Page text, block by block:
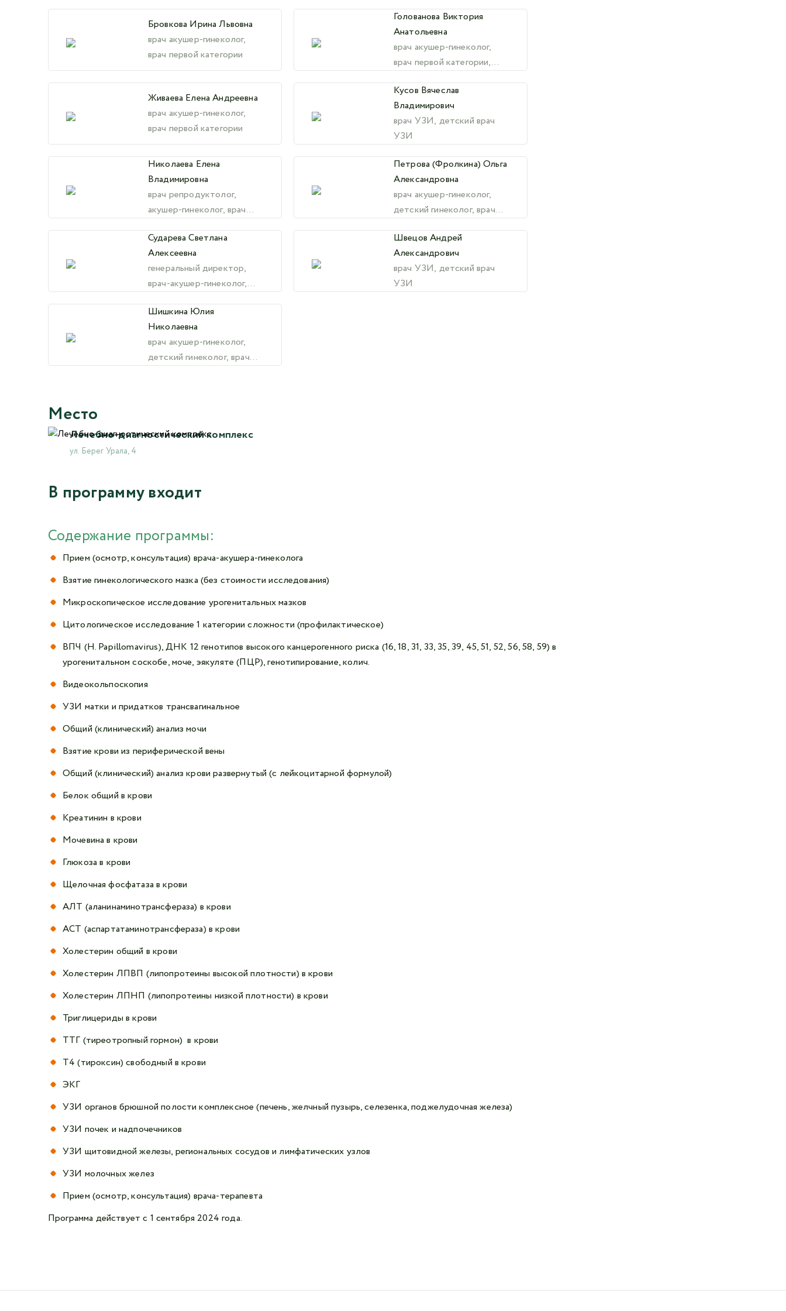
Бровкова Ирина Львовна
врач акушер-гинеколог,
врач первой категории
Голованова Виктория
Анатольевна
врач акушер-гинеколог,
врач первой категории,
Живаева Елена Андреевна
врач акушер-гинеколог,
врач первой категории
Кусов Вячеслав
Владимирович
врач УЗИ, детский врач
УЗИ
Николаева Елена
Владимировна
врач репродуктолог,
акушер-гинеколог, врач
Петрова (Фролкина) Ольга
Александровна
врач акушер-гинеколог,
детский гинеколог, врач
Сударева Светлана
Алексеевна
генеральный директор,
врач-акушер-гинеколог,
Швецов Андрей
Александрович
врач УЗИ, детский врач
УЗИ
Шишкина Юлия
Николаевна
врач акушер-гинеколог,
детский гинеколог, врач
Место
Лечебно-диагностический комплекс
ул. Берег Урала, 4
В программу входит
Содержание программы:
Прием (осмотр, консультация) врача-акушера-гинеколога
Взятие гинекологического мазка (без стоимости исследования)
Микроскопическое исследование урогенитальных мазков
Цитологическое исследование 1 категории сложности (профилактическое)
ВПЧ (H. Papillomavirus), ДНК 12 генотипов высокого канцерогенного риска (16, 18, 31, 33, 35, 39, 45, 51, 52, 56, 58, 59) в
урогенитальном соскобе, моче, эякуляте (ПЦР), генотипирование, колич.
Видеокольпоскопия
УЗИ матки и придатков трансвагинальное
Общий (клинический) анализ мочи
Взятие крови из периферической вены
Общий (клинический) анализ крови развернутый (с лейкоцитарной формулой)
Белок общий в крови
Креатинин в крови
Мочевина в крови
Глюкоза в крови
Щелочная фосфатаза в крови
АЛТ (аланинаминотрансфераза) в крови
АСТ (аспартатаминотрансфераза) в крови
Холестерин общий в крови
Холестерин ЛПВП (липопротеины высокой плотности) в крови
Холестерин ЛПНП (липопротеины низкой плотности) в крови
Триглицериды в крови
ТТГ (тиреотропный гормон) в крови
Т4 (тироксин) свободный в крови
ЭКГ
УЗИ органов брюшной полости комплексное (печень, желчный пузырь, селезенка, поджелудочная железа)
УЗИ почек и надпочечников
УЗИ щитовидной железы, региональных сосудов и лимфатических узлов
УЗИ молочных желез
Прием (осмотр, консультация) врача-терапевта
Программа действует с 1 сентября 2024 года.